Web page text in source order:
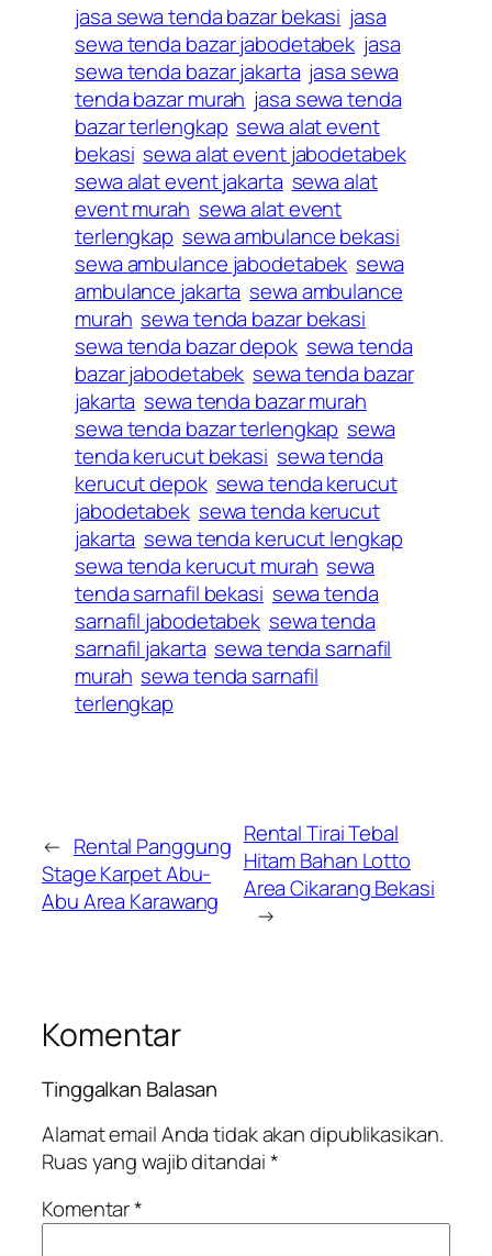
jasa sewa tenda bazar bekasi jasa
sewa tenda bazar jabodetabek jasa
sewa tenda bazar jakarta jasa sewa
tenda bazar murah jasa sewa tenda
bazar terlengkap sewa alat event
bekasi sewa alat event jabodetabek
sewa alat event jakarta sewa alat
event murah sewa alat event
terlengkap sewa ambulance bekasi
sewa ambulance jabodetabek sewa
ambulance jakarta sewa ambulance
murah sewa tenda bazar bekasi
sewa tenda bazar depok sewa tenda
bazar jabodetabek sewa tenda bazar
jakarta sewa tenda bazar murah
sewa tenda bazar terlengkap sewa
tenda kerucut bekasi sewa tenda
kerucut depok sewa tenda kerucut
jabodetabek sewa tenda kerucut
jakarta sewa tenda kerucut lengkap
sewa tenda kerucut murah sewa
tenda sarnafil bekasi sewa tenda
sarnafil jabodetabek sewa tenda
sarnafil jakarta sewa tenda sarnafil
murah sewa tenda sarnafil
terlengkap
← Rental Panggung
Stage Karpet Abu-
Abu Area Karawang
Rental Tirai Tebal
Hitam Bahan Lotto
Area Cikarang Bekasi
→
Komentar
Tinggalkan Balasan
Alamat email Anda tidak akan dipublikasikan.
Ruas yang wajib ditandai*
Komentar*